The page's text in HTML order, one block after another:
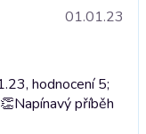
01.01.23
hodnocení 5;
Napínavý příběh